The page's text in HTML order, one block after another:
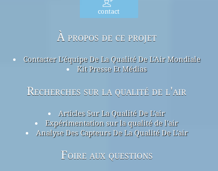
contact
À propos de ce projet
Contacter L'équipe De La Qualité De L'Air Mondiale
Kit Presse Et Médias
Recherches sur la qualité de l'air
Articles Sur La Qualité De L'air
Expérimentation sur la qualité de l'air
Analyse Des Capteurs De La Qualité De L'air
Foire aux questions